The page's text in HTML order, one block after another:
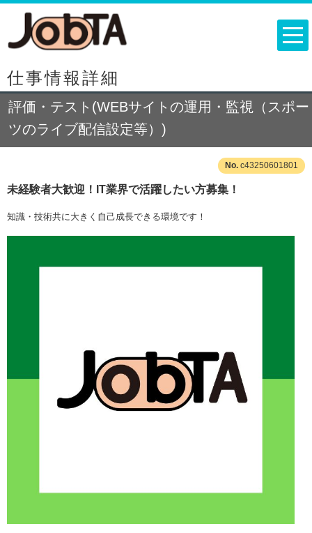
仕事情報詳細
評価・テスト(WEBサイトの運用・監視（スポー
ツのライブ配信設定等）)
c43250601801
未経験者大歓迎！IT業界で活躍したい方募集！
知識・技術共に大きく自己成長できる環境です！